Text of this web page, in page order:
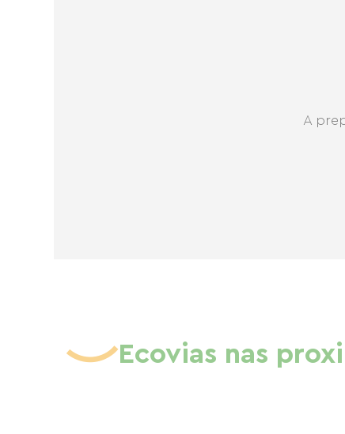
A
Ecovias nas